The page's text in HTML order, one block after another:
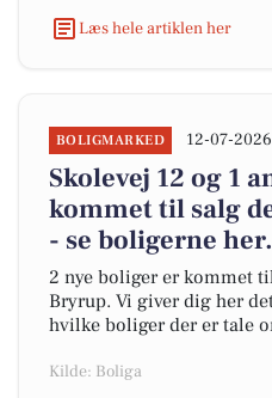
Læs hele artiklen her
BOLIGMARKED 12-07-
Skolevej 12 og 1
kommet til salg
- se boligerne her.
2 nye boliger er kommet
Bryrup. Vi giver dig her
hvilke boliger der er tale
Kilde: Boliga